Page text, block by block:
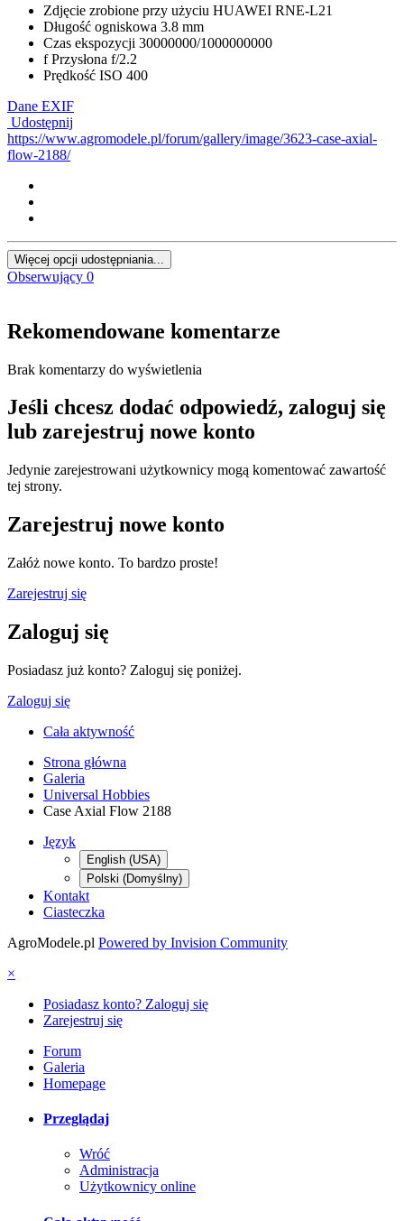
Zdjęcie zrobione przy użyciu HUAWEI RNE-L21
Długość ogniskowa 3.8 mm
Czas ekspozycji 30000000/1000000000
f Przysłona f/2.2
Prędkość ISO 400
Dane EXIF
Udostępnij
https://www.agromodele.pl/forum/gallery/image/3623-case-axial-
flow-2188/
Więcej opcji udostępniania...
Obserwujący 0
Rekomendowane komentarze
Brak komentarzy do wyświetlenia
Jeśli chcesz dodać odpowiedź, zaloguj się
lub zarejestruj nowe konto
Jedynie zarejestrowani użytkownicy mogą komentować zawartość
tej strony.
Zarejestruj nowe konto
Załóż nowe konto. To bardzo proste!
Zarejestruj się
Zaloguj się
Posiadasz już konto? Zaloguj się poniżej.
Zaloguj się
Cała aktywność
Strona główna
Galeria
Universal Hobbies
Case Axial Flow 2188
Język
English (USA)
Polski (Domyślny)
Kontakt
Ciasteczka
AgroModele.pl Powered by Invision Community
×
Posiadasz konto? Zaloguj się
Zarejestruj się
Forum
Galeria
Homepage
Przeglądaj
Wróć
Administracja
Użytkownicy online